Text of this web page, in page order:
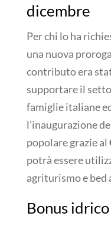
dicembre
Per chi lo ha
una nuova
contributo era
supportare il
famiglie italiane
l’inaugurazione
popolare grazie al
potrà essere
agriturismo e
Bonus idrico